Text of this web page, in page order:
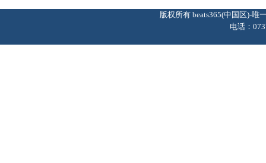
版权所有 beats365(中国区)-
电话：